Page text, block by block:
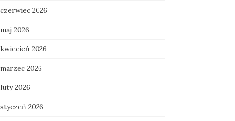
czerwiec 2026
maj 2026
kwiecień 2026
marzec 2026
luty 2026
styczeń 2026